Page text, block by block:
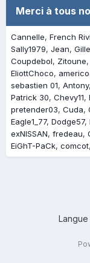
Merci à tous
Cannelle French
Sally1979 Jean
Coupdebol
Zitoune
EliottChoco
sebastien 01 Antony
Patrick 30 Chevy11
pretender03 Cuda
Eagle1_77 Dodge57
exNISSAN fredeau
EiGhT-PaCk comcot
Langue